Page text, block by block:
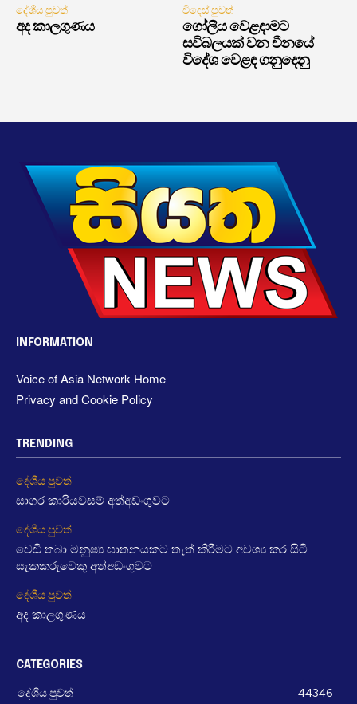
දේශීය පුවත්
අද කාලගුණය
විදෙස් පුවත්
ගෝලීය වෙළඳාමට
සවිබලයක් වන චීනයේ
විදේශ වෙළඳ ගනුදෙනු
INFORMATION
Voice of Asia Network Home
Privacy and Cookie Policy
TRENDING
දේශීය පුවත්
සාගර කාරියවසම් අත්අඩංගුවට
දේශීය පුවත්
වෙඩි තබා මනුෂ්‍ය ඝාතනයකට තැත් කිරීමට අවශ්‍ය කර සිටි
සැකකරුවෙකු අත්අඩංගුවට
දේශීය පුවත්
අද කාලගුණය
CATEGORIES
දේශීය පුවත් 44346